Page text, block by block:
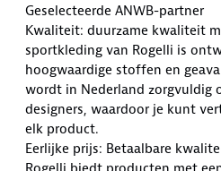
Geselecteerde ANWB-partner
Kwaliteit: duurzame kwaliteit
sportkleding van Rogelli is
hoogwaardige stoffen en
wordt in Nederland zorgvuldig
designers, waardoor je kunt
elk product.
Eerlijke prijs: Betaalbare